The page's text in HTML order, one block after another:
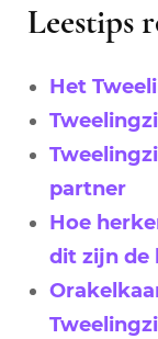
Leestips
Het
partner
Hoe
dit zijn de